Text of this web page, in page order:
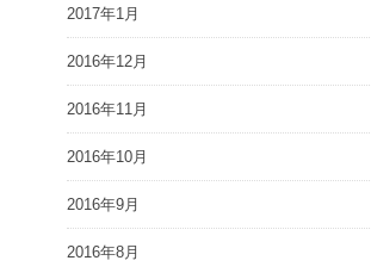
2017年1月
2016年12月
2016年11月
2016年10月
2016年9月
2016年8月